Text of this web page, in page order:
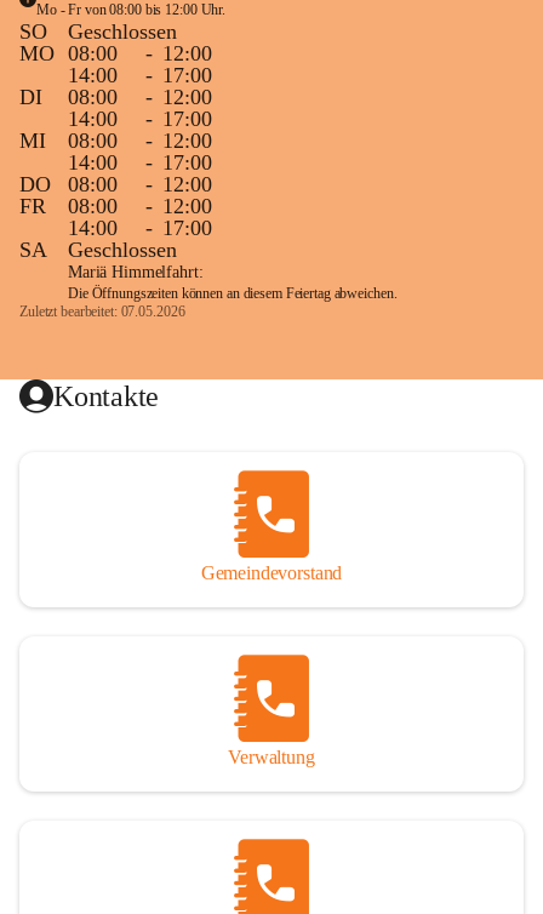
Mo - Fr von 08:00 bis 12:00 Uhr.
SO
Geschlossen
MO 08:00 - 12:00
14:00
- 17:00
DI
08:00 - 12:00
14:00
- 17:00
MI
08:00 - 12:00
14:00
- 17:00
DO
08:00 - 12:00
FR
08:00 - 12:00
14:00
- 17:00
SA
Geschlossen
Mariä Himmelfahrt:
Die Öffnungszeiten können an diesem Feiertag abweichen.
Zuletzt bearbeitet: 07.05.2026
Kontakte
Gemeindevorstand
Verwaltung